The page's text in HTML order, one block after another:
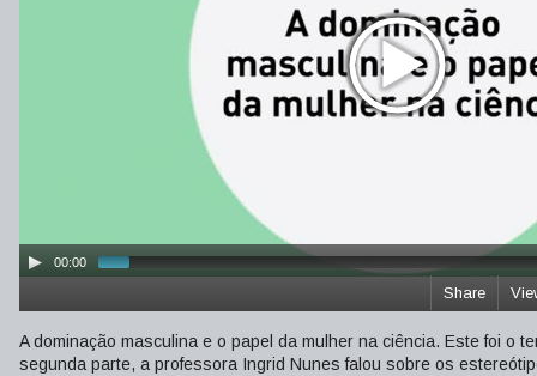
00:00
Share
A dominação masculina e o papel da mulher na ciência. Este foi o
segunda parte, a professora Ingrid Nunes falou sobre os